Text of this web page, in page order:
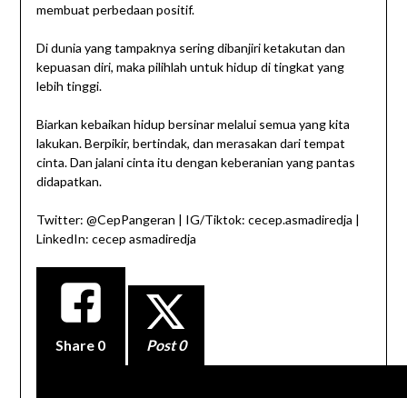
membuat perbedaan positif.
Di dunia yang tampaknya sering dibanjiri ketakutan dan
kepuasan diri, maka pilihlah untuk hidup di tingkat yang
lebih tinggi.
Biarkan kebaikan hidup bersinar melalui semua yang kita
lakukan. Berpikir, bertindak, dan merasakan dari tempat
cinta. Dan jalani cinta itu dengan keberanian yang pantas
didapatkan.
Twitter: @CepPangeran | IG/Tiktok: cecep.asmadiredja |
LinkedIn: cecep asmadiredja
Share 0 Post 0